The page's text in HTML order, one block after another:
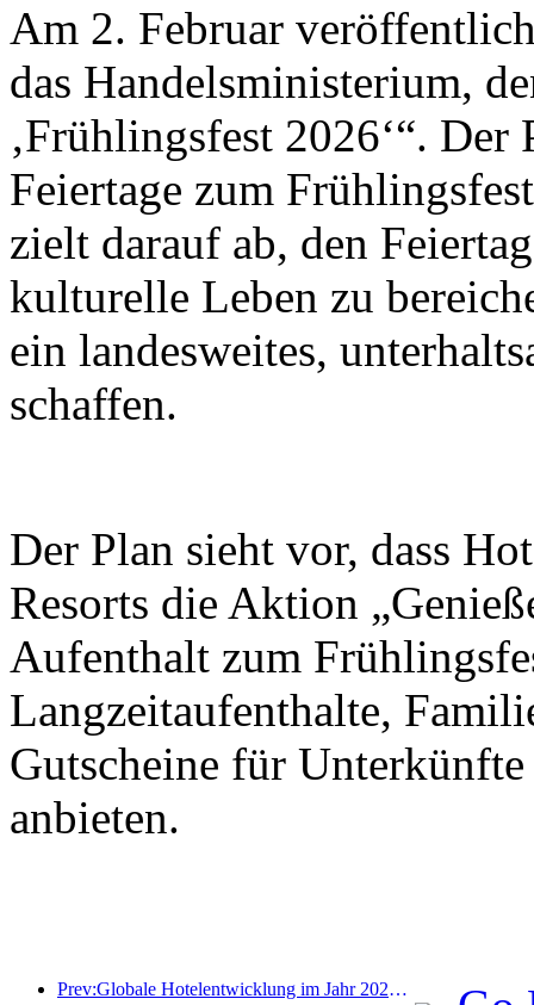
Am 2. Februar
das Handelsministerium,
‚Frühlingsfest 2026‘“.
Feiertage zum
zielt darauf ab, den
kulturelle Leben zu
ein landesweites,
schaffen.
Der Plan sieht vor, dass
Resorts die Aktion
Aufenthalt zum
Langzeitaufenthalte,
Gutscheine für
anbieten.
Prev:Globale Hotelentwicklung im Jahr 2026: Shanghai belegt Platz eins bei der Anzahl neuer Zimmer